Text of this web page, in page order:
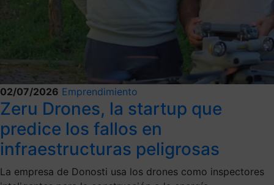
02/07/2026 Emprendimiento
Zeru Drones, la startup que
predice los fallos en
infraestructuras peligrosas
La empresa de Donosti usa los drones como inspectores